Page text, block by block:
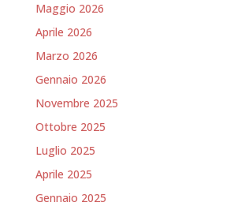
Maggio 2026
Aprile 2026
Marzo 2026
Gennaio 2026
Novembre 2025
Ottobre 2025
Luglio 2025
Aprile 2025
Gennaio 2025